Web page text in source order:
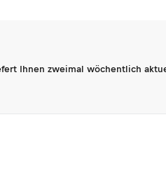
Ihnen zweimal wöchentlich